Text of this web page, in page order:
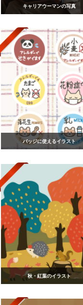
キャリアウーマンの写真
バッジに使えるイラスト
秋・紅葉のイラスト